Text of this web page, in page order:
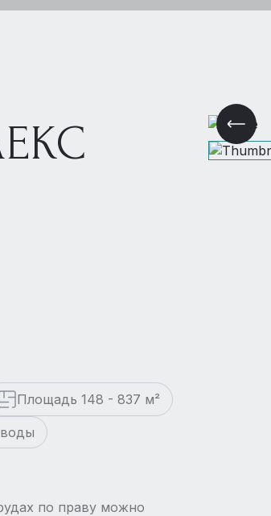
Площадь 148 - 837 м²
по праву можно